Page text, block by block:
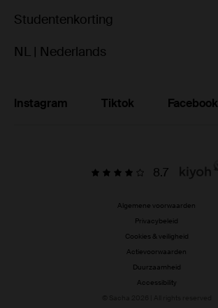
Studentenkorting
NL | Nederlands
Instagram Tiktok Facebook
8.7
Algemene voorwaarden
Privacybeleid
Cookies & veiligheid
Actievoorwaarden
Duurzaamheid
Accessibility